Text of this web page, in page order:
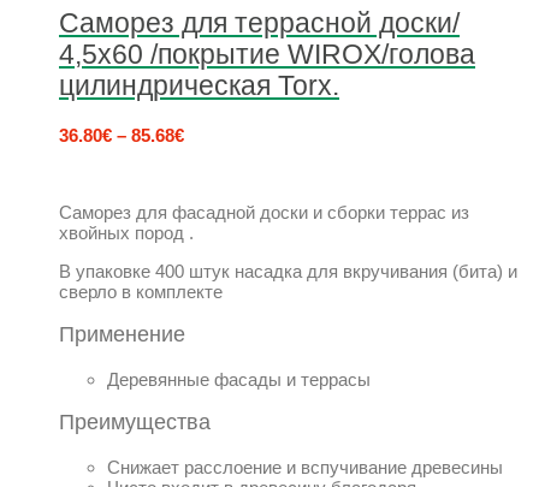
Саморез для террасной доски/
4,5х60 /покрытие WIROX/голова
цилиндрическая Torx.
36.80€ – 85.68€
Саморез для фасадной доски и сборки террас из
хвойных пород .
В упаковке 400 штук насадка для вкручивания (бита) и
сверло в комплекте
Применение
Деревянные фасады и террасы
Преимущества
Снижает расслоение и вспучивание древесины